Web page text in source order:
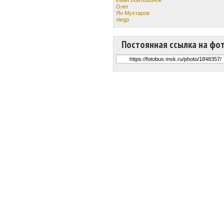
Олег
Ян Мухтаров
olegp
Постоянная ссылка на